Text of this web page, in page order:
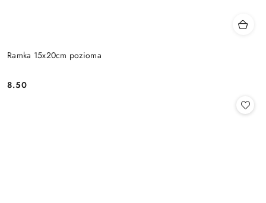
Ramka 15x20cm pozioma
Cena:
8.50